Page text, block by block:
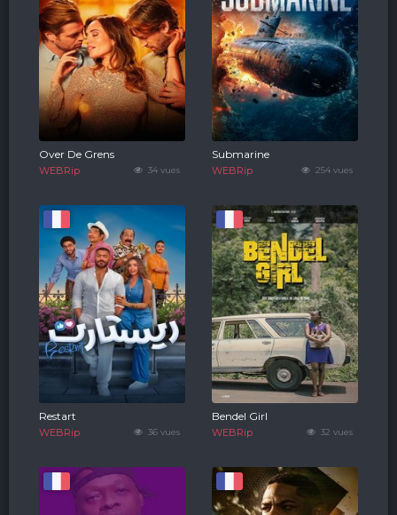
34 vues
Over De Grens
WEBRip 254 vues
Submarine
WEBRip
36 vues
Restart
WEBRip 32 vues
Bendel Girl
WEBRip